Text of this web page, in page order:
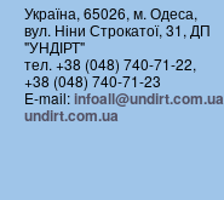
Україна, 65026, м. Одеса,
вул. Ніни Строкатої, 31, ДП
"УНДІРТ"
тел. +38 (048) 740-71-22,
+38 (048) 740-71-23
E-mail:infoall@undirt.com.ua
undirt.com.ua